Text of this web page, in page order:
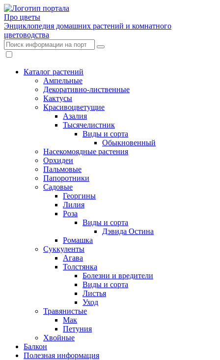
Про цветы
Энциклопедия домашних растений и комнатного
цветоводства
Каталог растений
Ампельные
Декоративно-лиственные
Кактусы
Красивоцветущие
Азалия
Тысячелистник
Виды и сорта
Обыкновенный
Насекомоядные растения
Орхидеи
Пальмовые
Папоротники
Садовые
Георгины
Лилия
Роза
Виды и сорта
Дэвида Остина
Ромашка
Суккуленты
Агава
Толстянка
Болезни и вредители
Виды и сорта
Листья
Уход
Травянистые
Мак
Петуния
Хвойные
Балкон
Полезная информация